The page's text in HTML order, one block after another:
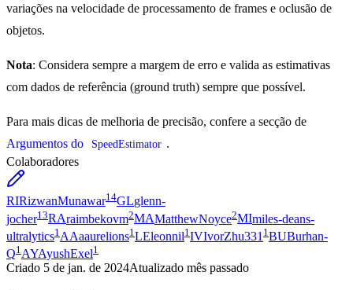
variações na velocidade de processamento de frames e oclusão de
objetos.
Nota: Considera sempre a margem de erro e valida as estimativas
com dados de referência (ground truth) sempre que possível.
Para mais dicas de melhoria de precisão, confere a secção de
Argumentos do
SpeedEstimator .
Colaboradores
RIRizwanMunawar14GLglenn-
jocher13RAraimbekovm2MAMatthewNoyce2MImiles-deans-
ultralytics1 AAaaurelions1 LEleonnil1 IVIvorZhu331 1 BUBurhan-
Q1AYAyushExel1
Criado 5 de jan. de 2024Atualizado mês passado